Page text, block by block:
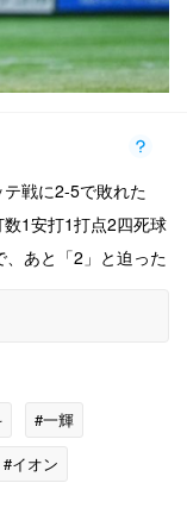
戦に2-5で敗れた
1安打1打点2四死球
あと「2」と迫った
#一輝
#イオン